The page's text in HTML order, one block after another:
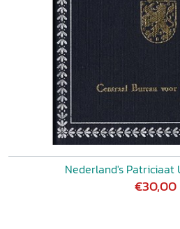
Nederland's Patriciaat
€30,00